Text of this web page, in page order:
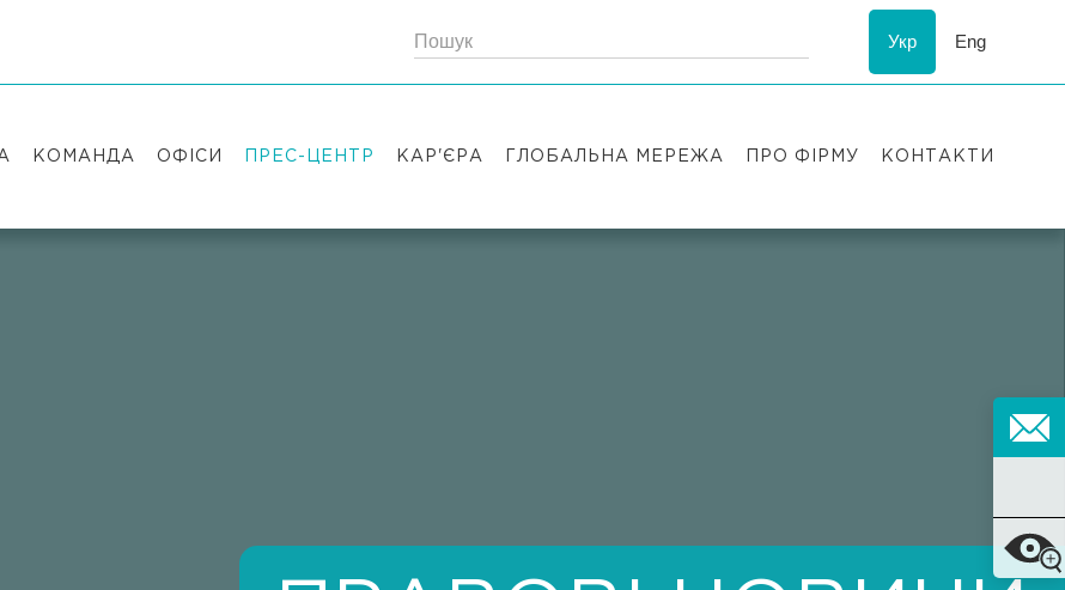
Укр Eng
КОМАНДА ОФІСИ ПРЕС-ЦЕНТР КАР'ЄРА ГЛОБАЛЬНА МЕРЕЖА ПРО ФІРМУ КОНТАКТИ